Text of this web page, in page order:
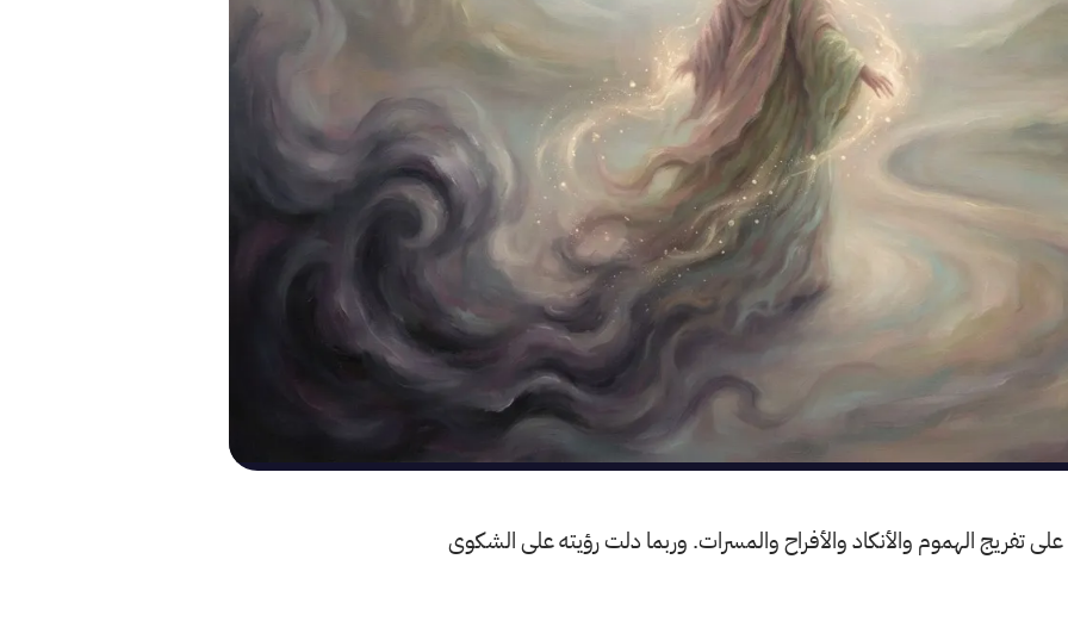
على تفريج الهموم والأنكاد والأفراح والمسرات. وربما دلت رؤيته على الشكوى